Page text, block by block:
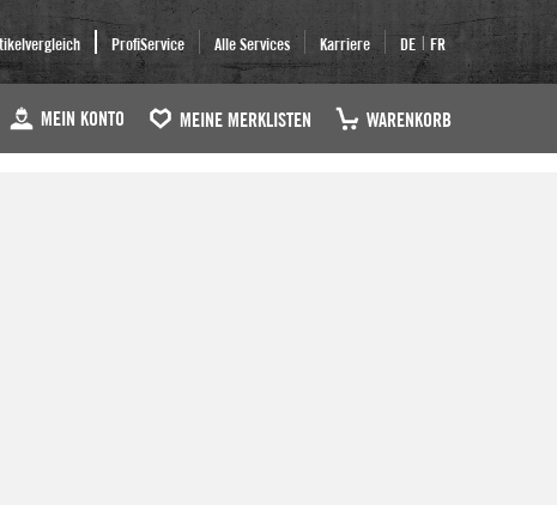
ProfiService Alle Services Karriere DE | FR
MEIN KONTO MEINE MERKLISTEN WARENKORB